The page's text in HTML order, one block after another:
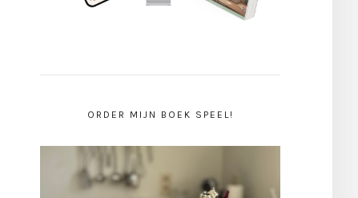
ORDER MIJN BOEK SPEEL!